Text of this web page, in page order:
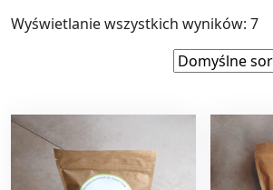
Wyświetlanie wszystkich wyników: 7